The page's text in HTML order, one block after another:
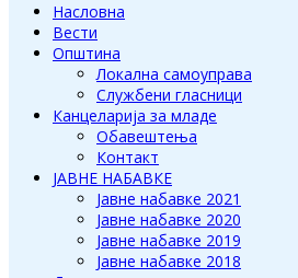
Насловна
Вести
Општина
Локална самоуправа
Службени гласници
Канцеларија за младе
Обавештења
Контакт
ЈАВНЕ НАБАВКЕ
Јавне набавке 2021
Јавне набавке 2020
Јавне набавке 2019
Јавне набавке 2018